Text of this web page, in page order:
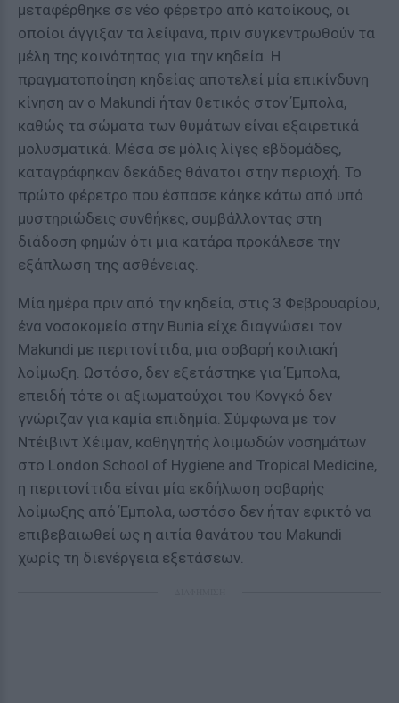
μεταφέρθηκε σε νέο φέρετρο από κατοίκους, οι
οποίοι άγγιξαν τα λείψανα, πριν συγκεντρωθούν τα
μέλη της κοινότητας για την κηδεία. Η
πραγματοποίηση κηδείας αποτελεί μία επικίνδυνη
κίνηση αν ο Makundi ήταν θετικός στον Έμπολα,
καθώς τα σώματα των θυμάτων είναι εξαιρετικά
μολυσματικά. Μέσα σε μόλις λίγες εβδομάδες,
καταγράφηκαν δεκάδες θάνατοι στην περιοχή. Το
πρώτο φέρετρο που έσπασε κάηκε κάτω από υπό
μυστηριώδεις συνθήκες, συμβάλλοντας στη
διάδοση φημών ότι μια κατάρα προκάλεσε την
εξάπλωση της ασθένειας.
Μία ημέρα πριν από την κηδεία, στις 3 Φεβρουαρίου,
ένα νοσοκομείο στην Bunia είχε διαγνώσει τον
Makundi με περιτονίτιδα, μια σοβαρή κοιλιακή
λοίμωξη. Ωστόσο, δεν εξετάστηκε για Έμπολα,
επειδή τότε οι αξιωματούχοι του Κονγκό δεν
γνώριζαν για καμία επιδημία. Σύμφωνα με τον
Ντέιβιντ Χέιμαν, καθηγητής λοιμωδών νοσημάτων
στο London School of Hygiene and Tropical Medicine,
η περιτονίτιδα είναι μία εκδήλωση σοβαρής
λοίμωξης από Έμπολα, ωστόσο δεν ήταν εφικτό να
επιβεβαιωθεί ως η αιτία θανάτου του Makundi
χωρίς τη διενέργεια εξετάσεων.